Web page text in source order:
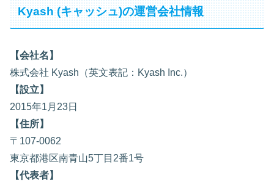
Kyash (キャッシュ)の運営会社情報
【会社名】
株式会社 Kyash（英文表記：Kyash Inc.）
【設立】
2015年1月23日
【住所】
〒107-0062
東京都港区南青山5丁目2番1号
【代表者】